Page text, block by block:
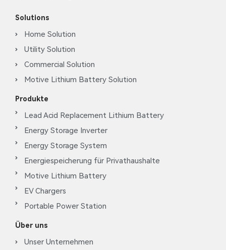
Solutions
Home Solution
Utility Solution
Commercial Solution
Motive Lithium Battery Solution
Produkte
Lead Acid Replacement Lithium Battery
Energy Storage Inverter
Energy Storage System
Energiespeicherung für Privathaushalte
Motive Lithium Battery
EV Chargers
Portable Power Station
Über uns
Unser Unternehmen